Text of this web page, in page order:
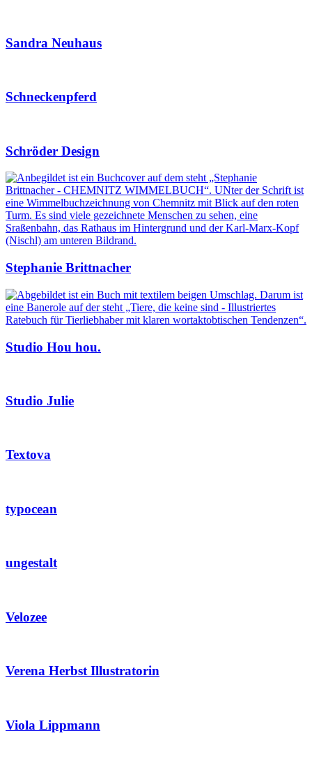
Sandra Neuhaus
Schneckenpferd
Schröder Design
Stephanie Brittnacher
Studio Hou hou.
Studio Julie
Textova
typocean
ungestalt
Velozee
Verena Herbst Illustratorin
Viola Lippmann